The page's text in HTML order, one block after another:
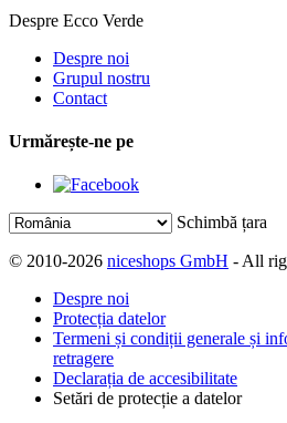
Despre Ecco Verde
Despre noi
Grupul nostru
Contact
Urmărește-ne pe
Schimbă țara
© 2010-2026 niceshops GmbH - All
Despre noi
Protecția datelor
Termeni și condiții generale și
retragere
Declarația de accesibilitate
Setări de protecție a datelor